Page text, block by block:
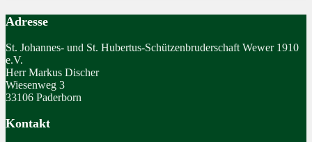
Adresse
St. Johannes- und St. Hubertus-Schützenbruderschaft Wewer 1910
e.V.
Herr Markus Discher
Wiesenweg 3
33106 Paderborn
Kontakt